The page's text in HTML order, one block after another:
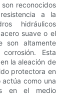
reconocidos
a la
hidráulicos
suave o el
son altamente
Esta
la aleación de
protectora en
como una
en el medio